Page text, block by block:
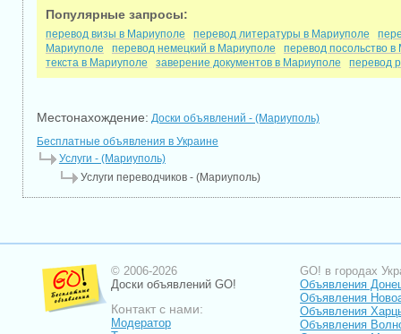
Популярные запросы:
перевод визы в Мариуполе перевод литературы в Мариуполе
Мариуполе
перевод немецкий в Мариуполе
перевод посольство
текста в Мариуполе
заверение документов в Мариуполе перевод
Местонахождение: Доски объявлений - (Мариуполь)
Бесплатные объявления в Украине
Услуги - (Мариуполь)
Услуги переводчиков - (Мариуполь)
© 2006-2026
Доски объявлений GO!
Контакт с нами:
Модератор
GO! в городах
Объявления
Объявления
Объявления
Объявления